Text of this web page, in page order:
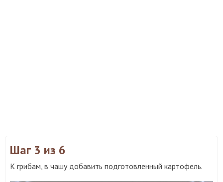
Шаг 3 из 6
К грибам, в чашу добавить подготовленный картофель.